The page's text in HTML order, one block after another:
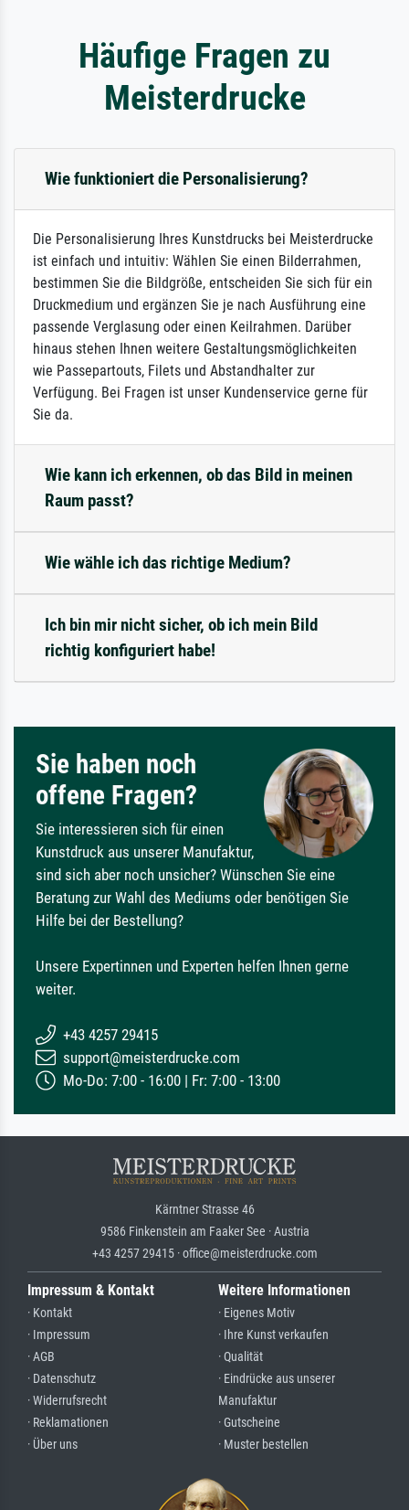
Häufige Fragen zu
Meisterdrucke
Wie funktioniert die Personalisierung?
Die Personalisierung Ihres Kunstdrucks bei Meisterdrucke
ist einfach und intuitiv: Wählen Sie einen Bilderrahmen,
bestimmen Sie die Bildgröße, entscheiden Sie sich für ein
Druckmedium und ergänzen Sie je nach Ausführung eine
passende Verglasung oder einen Keilrahmen. Darüber
hinaus stehen Ihnen weitere Gestaltungsmöglichkeiten
wie Passepartouts, Filets und Abstandhalter zur
Verfügung. Bei Fragen ist unser Kundenservice gerne für
Sie da.
Wie kann ich erkennen, ob das Bild in meinen
Raum passt?
Wie wähle ich das richtige Medium?
Ich bin mir nicht sicher, ob ich mein Bild
richtig konfiguriert habe!
Sie haben noch
offene Fragen?
Sie interessieren sich für einen
Kunstdruck aus unserer Manufaktur,
sind sich aber noch unsicher? Wünschen Sie eine
Beratung zur Wahl des Mediums oder benötigen Sie
Hilfe bei der Bestellung?
Unsere Expertinnen und Experten helfen Ihnen gerne
weiter.
+43 4257 29415
support@meisterdrucke.com
Mo-Do: 7:00 - 16:00 | Fr: 7:00 - 13:00
Kärntner Strasse 46
9586 Finkenstein am Faaker See · Austria
+43 4257 29415 · office@meisterdrucke.com
Impressum & Kontakt
· Kontakt
· Impressum
· AGB
· Datenschutz
· Widerrufsrecht
· Reklamationen
· Über uns
Weitere Informationen
· Eigenes Motiv
· Ihre Kunst verkaufen
· Qualität
· Eindrücke aus unserer
Manufaktur
· Gutscheine
· Muster bestellen